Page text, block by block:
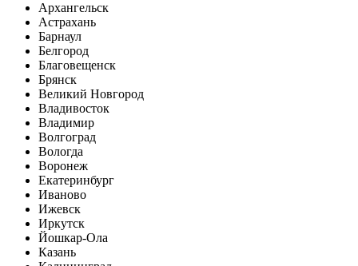
Архангельск
Астрахань
Барнаул
Белгород
Благовещенск
Брянск
Великий Новгород
Владивосток
Владимир
Волгоград
Вологда
Воронеж
Екатеринбург
Иваново
Ижевск
Иркутск
Йошкар-Ола
Казань